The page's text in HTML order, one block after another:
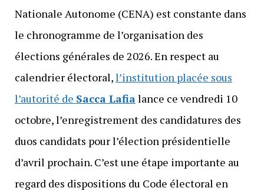
Nationale Autonome (CENA) est constante dans
le chronogramme de l’organisation des
élections générales de 2026. En respect au
calendrier électoral,l’institution placée sous
l’autorité de Sacca Lafia lance ce vendredi 10
octobre, l’enregistrement des candidatures des
duos candidats pour l’élection présidentielle
d’avril prochain. C’est une étape importante au
regard des dispositions du Code électoral en